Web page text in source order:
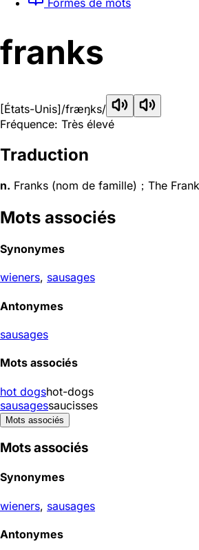
franks
[États-Unis]/fræŋks/
Fréquence: Très élevé
Traduction
n. Franks (nom de famille)；The
Mots associés
Synonymes
wieners, sausages
Antonymes
sausages
Mots associés
hot dogshot-dogs
sausagessaucisses
Mots associés
Mots associés
Synonymes
wieners, sausages
Antonymes